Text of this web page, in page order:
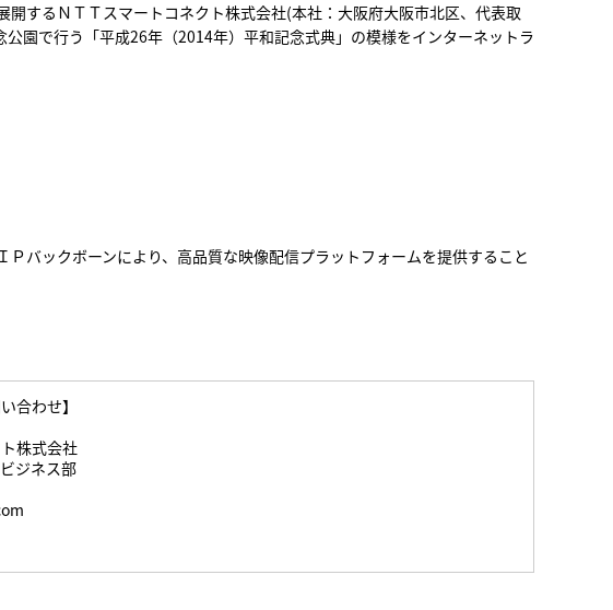
するＮＴＴスマートコネクト株式会社(本社：大阪府大阪市北区、代表取
園で行う「平成26年（2014年）平和記念式典」の模様をインターネットラ
バックボーンにより、高品質な映像配信プラットフォームを提供すること
合わせ】
株式会社
ジネス部